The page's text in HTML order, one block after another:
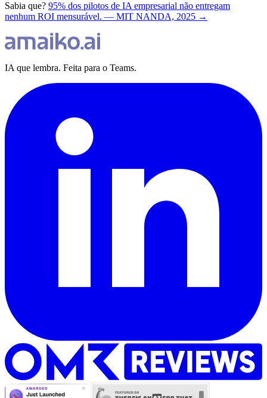
Sabia que? 95% dos pilotos de IA empresarial não entregam
nenhum ROI mensurável. — MIT NANDA, 2025 →
IA que lembra. Feita para o Teams.